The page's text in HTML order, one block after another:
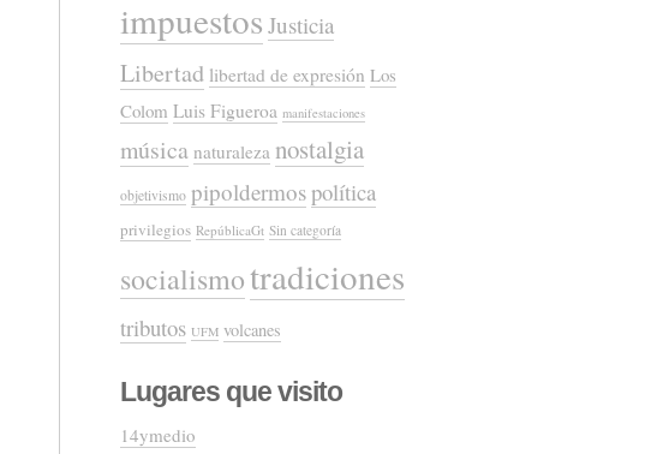
impuestos Justicia
Libertad libertad de expresión Los
Colom Luis Figueroa manifestaciones
música naturaleza nostalgia
objetivismo pipoldermospolítica
privilegios RepúblicaGt Sin categoría
socialismotradiciones
tributos UFM volcanes
Lugares que visito
14ymedio